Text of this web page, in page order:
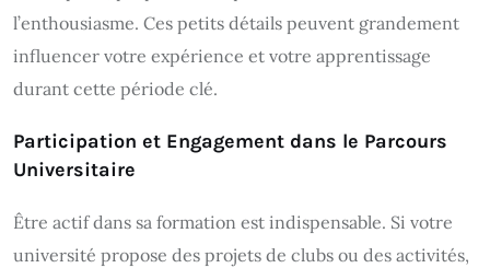
l’enthousiasme. Ces petits détails peuvent grandement
influencer votre expérience et votre apprentissage
durant cette période clé.
Participation et Engagement dans le Parcours
Universitaire
Être actif dans sa formation est indispensable. Si votre
université propose des projets de clubs ou des activités,